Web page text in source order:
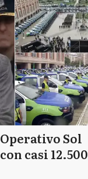
Sol
casi 12.500